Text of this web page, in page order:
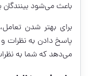
باعث می‌شود بینندگان
برای بهتر شدن
پاسخ دادن به نظرات
می‌دهد که شما به